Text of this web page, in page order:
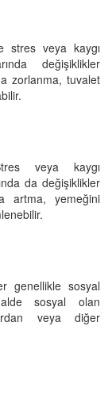
stres veya kaygı
değişiklikler
zorlanma, tuvalet
veya kaygı
da değişiklikler
artma, yemeğini
genellikle sosyal
sosyal olan
veya diğer